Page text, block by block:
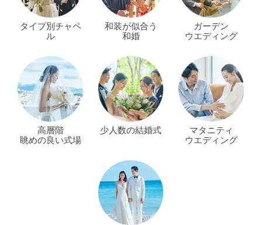
タイプ別チャペ
ル
和装が似合う
和婚
ガーデン
ウエディング
高層階
眺めの良い式場
少人数の結婚式
マタニティ
ウエディング